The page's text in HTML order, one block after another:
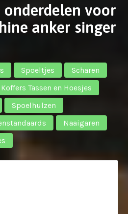
onderdelen voor
anker singer
Spoeltjes
Scharen
Koffers Tassen en Hoesjes
Spoelhulzen
Naaigaren